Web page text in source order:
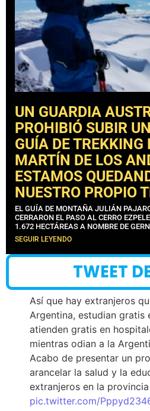
UN GUARDIA
PROHIBIÓ SUBIR
GUÍA DE TREKKING
MARTÍN DE LOS
ESTAMOS
NUESTRO PROPIO
EL GUÍA DE MONTAÑA JULIÁN
CERRARON EL PASO AL CERRO
1.672 HECTÁREAS A NOMBRE DE
SEGUIR LEYENDO
TWEET
Así que hay extranjeros
Argentina, estudian gratis
atienden gratis en
mientras odian a la
Acabo de presentar un
arancelar la salud y la
extranjeros en la
pic.twitter.com/